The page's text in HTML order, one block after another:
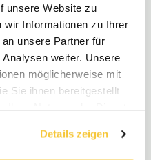
unsere Website zu
wir Informationen zu Ihrer
unsere Partner für
weiter. Unsere
möglicherweise mit
Sie ihnen bereitgestellt
Details zeigen